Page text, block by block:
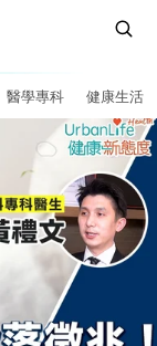
醫學專科 健康生活